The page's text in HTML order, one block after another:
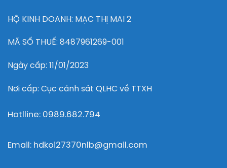
HỘ KINH DOANH: MẠC THỊ MAI 2
MÃ SỐ THUẾ: 8487961269-001
Ngày cấp: 11/01/2023
Nơi cấp: Cục cảnh sát QLHC về TTXH
Hotlline: 0989.682.794
Email: hdkoi27370nlb@gmail.com